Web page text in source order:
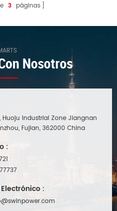
3 páginas
Nosotros
Huoju Industrial Zone Jiangnan
Fujian, 362000 China
:
: